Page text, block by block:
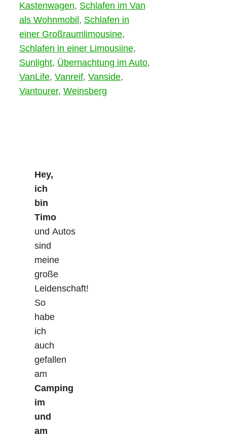
Kastenwagen, Schlafen im Van
als Wohnmobil , Schlafen in
einer Großraumlimousine,
Schlafen in einer Limousiine,
Sunlight, Übernachtung im Auto,
VanLife, Vanreif, Vanside,
Vantourer, Weinsberg
Hey,
ich
bin
Timo
und Autos
sind
meine
große
Leidenschaft!
So
habe
ich
auch
gefallen
am
Camping
im
und
am